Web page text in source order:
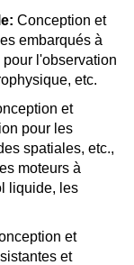
Conception et
embarqués à
l'observation
etc.
et
pour les
spatiales, etc.,
moteurs à
liquide, les
et
et